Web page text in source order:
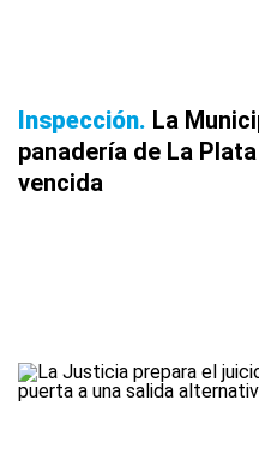
Inspección La
panadería de La
vencida